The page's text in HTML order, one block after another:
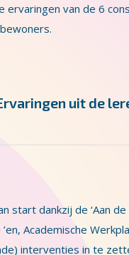
van de 6
uit de
start dankzij de ‘Aan
Academische
interventies in te